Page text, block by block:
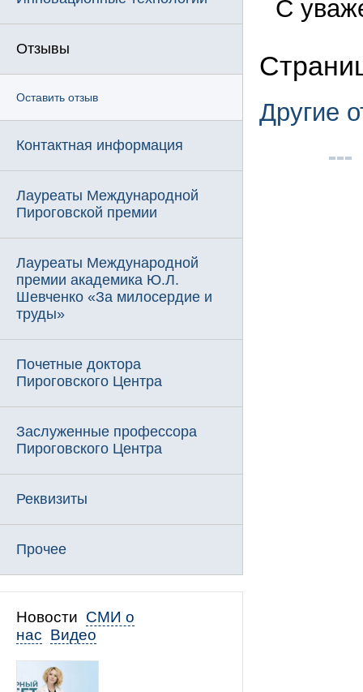
Отзывы
Оставить отзыв
Контактная информация
Лауреаты Международной
Пироговской премии
Лауреаты Международной
премии академика Ю.Л.
Шевченко «За милосердие и
труды»
Почетные доктора
Пироговского Центра
Заслуженные профессора
Пироговского Центра
Реквизиты
Прочее
Новости СМИ о
нас Видео
С
Другие